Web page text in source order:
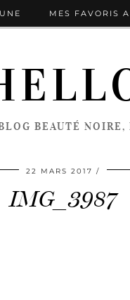
BEAUTÉ
MES FAVORIS
22 MARS 2017
IMG_3987